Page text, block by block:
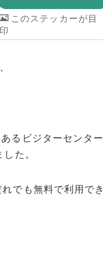
このステッカーが目
印
るビジターセンター
た。
でも無料で利用でき